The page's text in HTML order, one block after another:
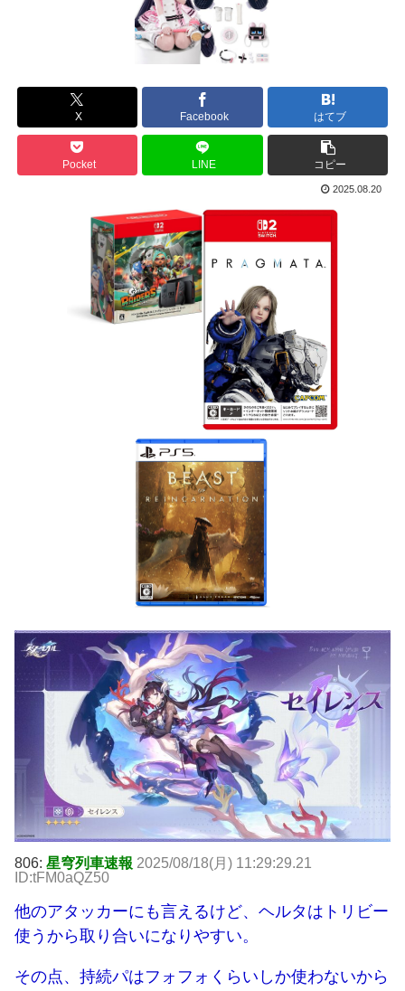
X Facebook はてブ
Pocket LINE コピー
2025.08.20
806: 星穹列車速報 2025/08/18(月) 11:29:29.21
ID:tFM0aQZ50
他のアタッカーにも言えるけど、ヘルタはトリビー
使うから取り合いになりやすい。
その点、持続パはフォフォくらいしか使わないから